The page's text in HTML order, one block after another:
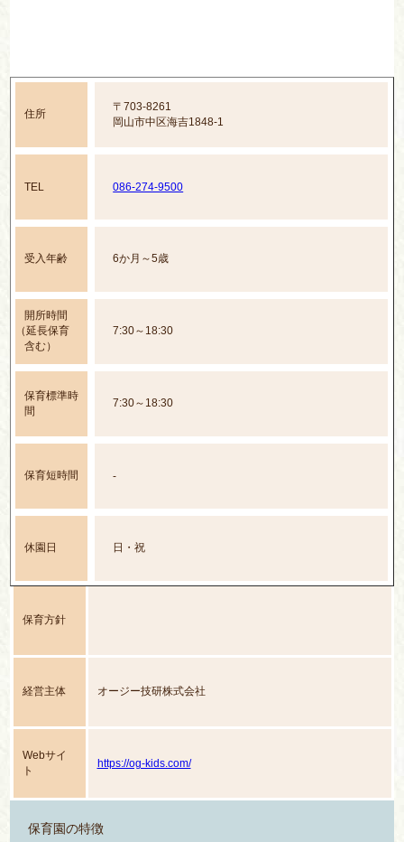
住所
〒703-8261
岡山市中区海吉1848-1
TEL 086-274-9500
受入年齢 6か月～5歳
開所時間
（延長保育
含む）
7:30～18:30
保育標準時
間
7:30～18:30
保育短時間 -
休園日 日・祝
保育方針
経営主体 オージー技研株式会社
Webサイ
ト
https://og-kids.com/
保育園の特徴